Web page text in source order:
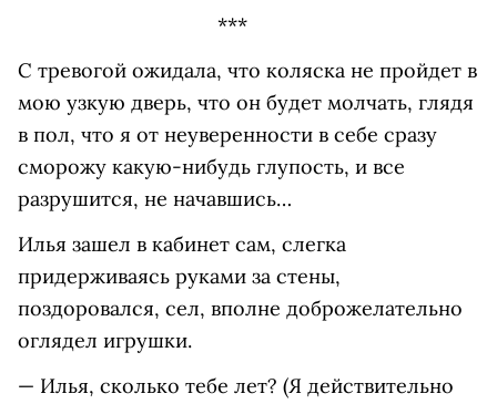
***
С тревогой ожидала, что коляска не пройдет в
мою узкую дверь, что он будет молчать, глядя
в пол, что я от неуверенности в себе сразу
сморожу какую-нибудь глупость, и все
разрушится, не начавшись…
Илья зашел в кабинет сам, слегка
придерживаясь руками за стены,
поздоровался, сел, вполне доброжелательно
оглядел игрушки.
— Илья, сколько тебе лет? (Я действительно